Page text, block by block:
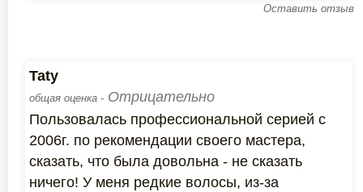
Оставить отзыв
Taty
общая оценка - Отрицательно
Пользовалась профессиональной серией с
2006г. по рекомендации своего мастера,
сказать, что была довольна - не сказать
ничего! У меня редкие волосы, из-за